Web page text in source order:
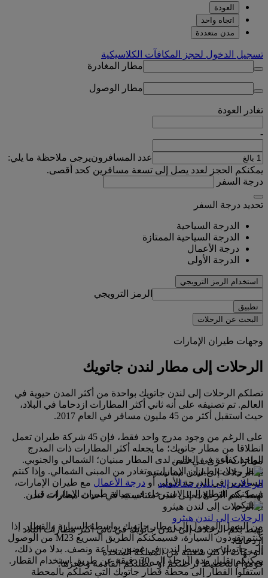
العودة
اتجاه واحد
مدن متعددة
تسجيل الدخول لحجز المكافآت الكلاسيكية
مطار المغادرة
مطار الوصول
تغادر العودة
-
عدد المسافرونيرجى ملاحظة ما يلي:
يمكنكم الحجز لعدد يصل إلى تسعة مسافرين كحد أقصى.
درجة السفر
تحديد درجة السفر
الدرجة السياحية
الدرجة السياحية الممتازة
درجة الأعمال
الدرجة الأولى
استخدام الرمز الترويجي
الرمز الترويجي
تطبيق
البحث عن الرحلات
وجهات طيران الإمارات
الرحلات إلى مطار لندن جاتويك
تصلكم الرحلات إلى لندن جاتويك بواحدة من أكثر المدن حيوية في
العالم. تم تصنيفه على أنه ثاني أكثر المطارات ازدحاما في البلاد،
حيث استقبل أكثر من 45 مليون مسافر في العام 2017.
على الرغم من وجود مدرج واحد فقط، فإن 45 شركة طيران تعمل
انطلاقا من مطار جاتويك؛ ما يجعله أكثر المطارات ذات المدرج
الواحد كفاءة في العالم. لدى المطار مبنيان؛ الشمالي والجنوبي.
تهبط رحلات طيران الإمارات وتغادر من المبنى الشمالي. وإذا كنتم
مسافرين في الدرجة الأولى أو درجة الأعمال مع طيران الإمارات،
فيمكنكم التطلع إلى الاسترخاء في صالة طيران الإمارات قبل
رحلتكم.
من السهل الوصول إلى مطار جاتويك بواسطة السيارة والقطار. إذا
كنتم تقودون السيارة، فسيمكنكم الطريق السريع M23 من الوصول
إلى جاتويك من وسط لندن في غضون ساعة ونصف. بدلا من ذلك،
يمكنكم تقليل مدة الرحلة إلى 30 دقيقة عن طريق استخدام القطار.
استقلوا القطار إلى محطة قطار جاتويك التي تصلكم بالمحطة
مطارات أخرى في لندن
الرحلات إلى لندن ستانستيد
تهبط بكم الرحلات إلى لندن ستانستيد في أحدث مطارات لندن.
الرحلات إلى لندن هيثرو
تهبط بكم الرحلات إلى لندن جاتويك في ثاني أكثر مطارات البلاد
ازدحاما.
الوجهات الأكثر شعبية من المملكة المتحدة
قوموا بالتخطيط لرحلتكم أو عطلتكم القادمة وحجزها.